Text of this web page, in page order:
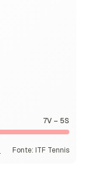
7V – 5S
Fonte: ITF Tennis